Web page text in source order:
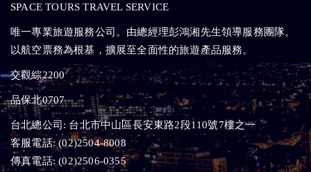
SPACE TOURS TRAVEL SERVICE
唯一專業旅遊服務公司。由總經理彭鴻湘先生領導服務團隊。
以航空票務為根基，擴展至全面性的旅遊產品服務。
交觀綜2200
品保北0707
台北總公司: 台北市中山區長安東路2段110號7樓之一
客服電話:(02)2504-8008
傳真電話:(02)2506-0355